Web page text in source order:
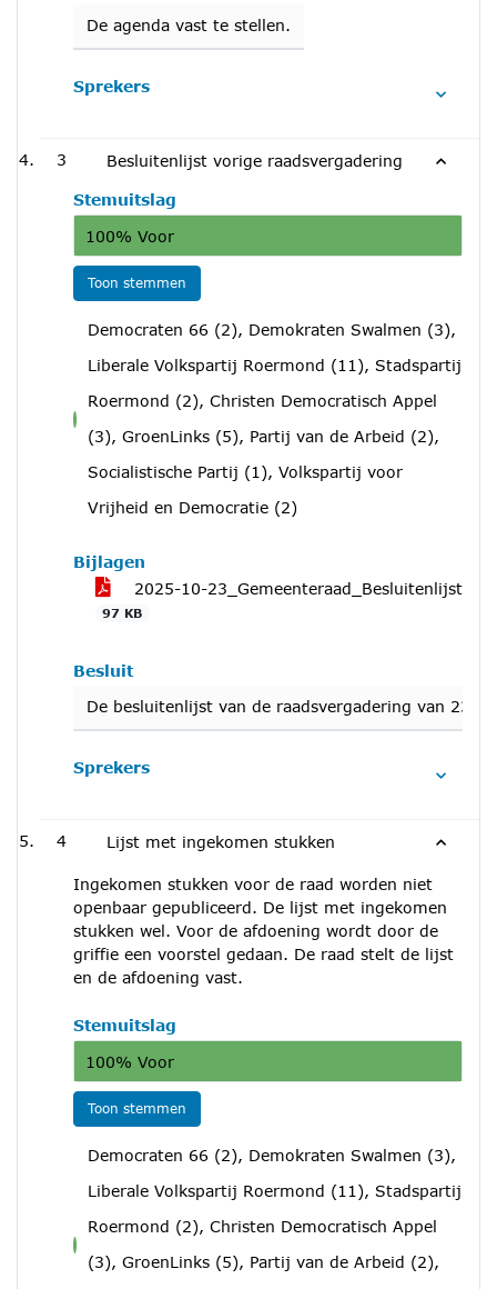
De agenda vast te stellen.
Sprekers
3 Besluitenlijst vorige raadsvergadering
Stemuitslag
100% Voor
Toon stemmen
voor
Democraten 66 (2), Demokraten Swalmen (3),
Liberale Volkspartij Roermond (11), Stadspartij
Roermond (2), Christen Democratisch Appel
(3), GroenLinks (5), Partij van de Arbeid (2),
Socialistische Partij (1), Volkspartij voor
Vrijheid en Democratie (2)
Bijlagen
2025-10-23_Gemeenteraad_Besluitenlijst
97 KB
Besluit
De besluitenlijst van de raadsvergadering van 23
Sprekers
4 Lijst met ingekomen stukken
Ingekomen stukken voor de raad worden niet
openbaar gepubliceerd. De lijst met ingekomen
stukken wel. Voor de afdoening wordt door de
griffie een voorstel gedaan. De raad stelt de lijst
en de afdoening vast.
Stemuitslag
100% Voor
Toon stemmen
voor
Democraten 66 (2), Demokraten Swalmen (3),
Liberale Volkspartij Roermond (11), Stadspartij
Roermond (2), Christen Democratisch Appel
(3), GroenLinks (5), Partij van de Arbeid (2),